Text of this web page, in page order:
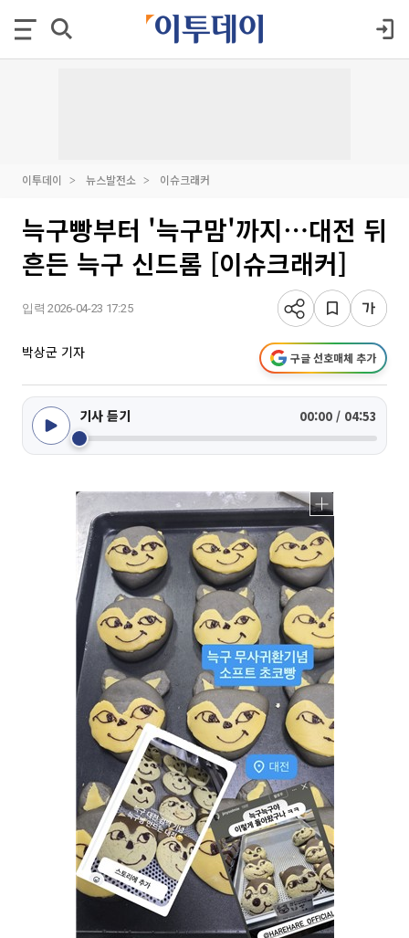
이투데이 뉴스발전소 이슈크래커
늑구빵부터 '늑구맘'까지⋯대전 뒤
흔든 늑구 신드롬 [이슈크래커]
입력 2026-04-23 17:25
박상군 기자 구글 선호매체 추가
기사 듣기 00:00 / 04:53